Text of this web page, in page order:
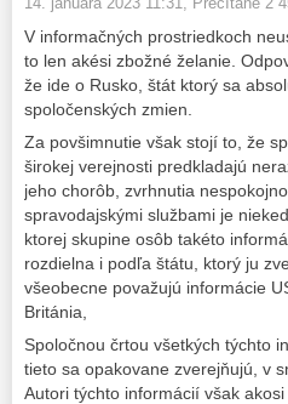
V informačných prostriedkoch
to len akési zbožné želanie.
že ide o Rusko, štát ktorý sa
spoločenských zmien.
Za povšimnutie však stojí to, že
širokej verejnosti predkladajú
jeho chorôb, zvrhnutia
spravodajskými službami je
ktorej skupine osôb takéto
rozdielna i podľa štátu, ktorý ju
všeobecne považujú informácie
Británia,
Spoločnou črtou všetkých týchto
tieto sa opakovane zverejňujú, v
Autori týchto informácií však